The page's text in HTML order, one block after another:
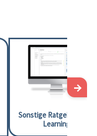
Sonstige Ratgeber und
Learnings
→